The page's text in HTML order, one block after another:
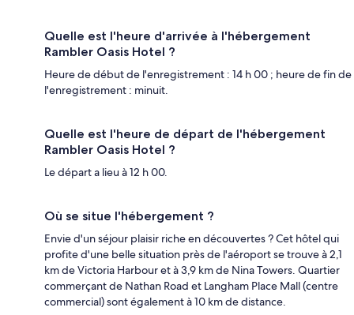
Quelle est l'heure d'arrivée à l'hébergement
Rambler Oasis Hotel ?
Heure de début de l'enregistrement : 14 h 00 ; heure de fin de
l'enregistrement : minuit.
Quelle est l'heure de départ de l'hébergement
Rambler Oasis Hotel ?
Le départ a lieu à 12 h 00.
Où se situe l'hébergement ?
Envie d'un séjour plaisir riche en découvertes ? Cet hôtel qui
profite d'une belle situation près de l'aéroport se trouve à 2,1
km de Victoria Harbour et à 3,9 km de Nina Towers. Quartier
commerçant de Nathan Road et Langham Place Mall (centre
commercial) sont également à 10 km de distance.